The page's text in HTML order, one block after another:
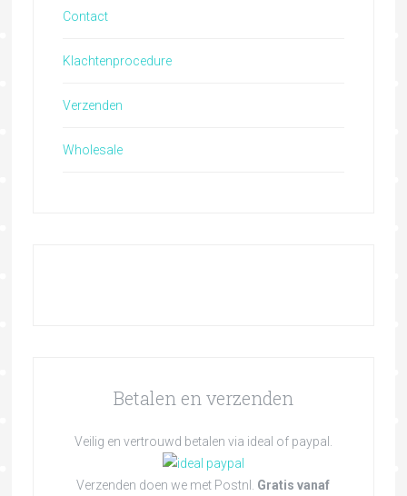
Contact
Klachtenprocedure
Verzenden
Wholesale
Betalen en verzenden
Veilig en vertrouwd betalen via ideal of paypal.
Verzenden doen we met Postnl. Gratis vanaf